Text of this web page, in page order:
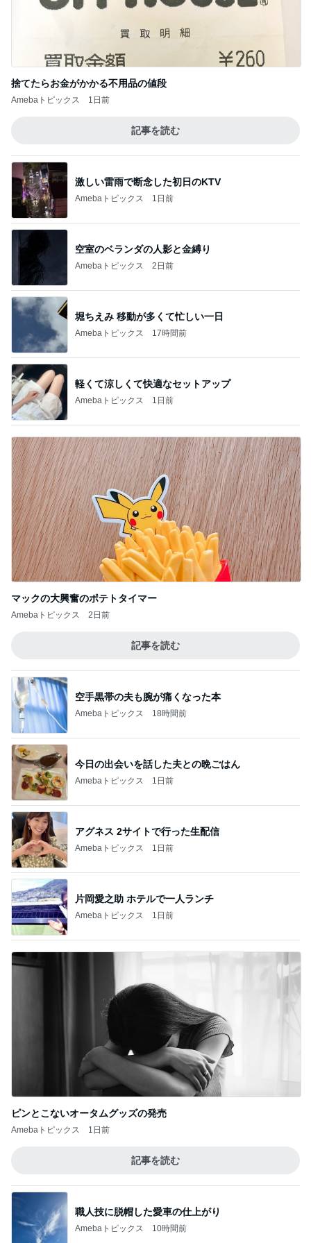
捨てたらお金がかかる不用品の値段
Amebaトピックス 1日前
記事を読む
激しい雷雨で断念した初日のKTV
Amebaトピックス 1日前
空室のベランダの人影と金縛り
Amebaトピックス 2日前
堀ちえみ 移動が多くて忙しい一日
Amebaトピックス 17時間前
軽くて涼しくて快適なセットアップ
Amebaトピックス 1日前
マックの大興奮のポテトタイマー
Amebaトピックス 2日前
記事を読む
空手黒帯の夫も腕が痛くなった本
Amebaトピックス 18時間前
今日の出会いを話した夫との晩ごはん
Amebaトピックス 1日前
アグネス 2サイトで行った生配信
Amebaトピックス 1日前
片岡愛之助 ホテルで一人ランチ
Amebaトピックス 1日前
ピンとこないオータムグッズの発売
Amebaトピックス 1日前
記事を読む
職人技に脱帽した愛車の仕上がり
Amebaトピックス 10時間前